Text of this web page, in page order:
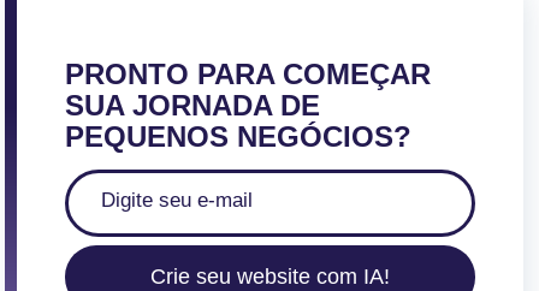
PRONTO PARA COMEÇAR
SUA JORNADA DE
PEQUENOS NEGÓCIOS?
Crie seu website com IA!